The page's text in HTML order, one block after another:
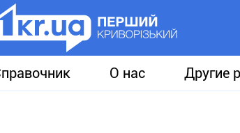
О нас Другие